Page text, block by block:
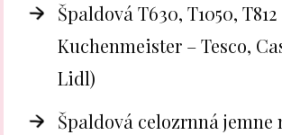
Špaldová T630, T1050, T812
Kuchenmeister – Tesco,
Lidl)
Špaldová celozrnná jemne